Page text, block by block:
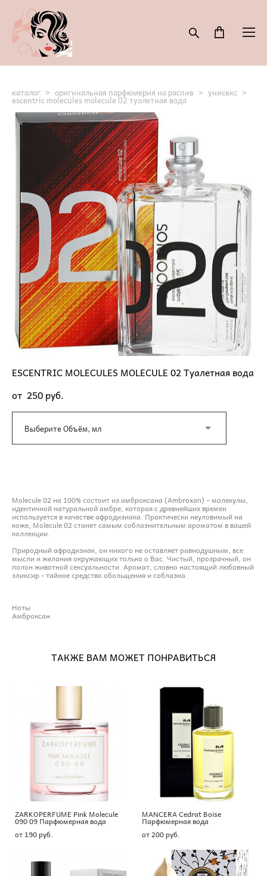
каталог > оригинальная парфюмерия на распив > унисекс >
escentric molecules molecule 02 туалетная вода
ESCENTRIC MOLECULES MOLECULE 02 Туалетная вода
от 250 pуб.
Выберите Объём, мл
Molecule 02 на 100% состоит из амброксана (Ambroxan) – молекулы,
идентичной натуральной амбре, которая с древнейших времен
используется в качестве афродизиака. Практически неуловимый на
коже, Molecule 02 станет самым соблазнительным ароматом в вашей
коллекции.
Природный афродизиак, он никого не оставляет равнодушным, все
мысли и желания окружающих только о Вас. Чистый, прозрачный, он
полон животной сексуальности. Аромат, словно настоящий любовный
эликсир - тайное средство обольщения и соблазна.
Ноты
Амброксан
ТАКЖЕ ВАМ МОЖЕТ ПОНРАВИТЬСЯ
ZARKOPERFUME Pink Molecule
090 09 Парфюмерная вода
от 190 pуб.
MANCERA Cedrat Boise
Парфюмерная вода
от 200 pуб.